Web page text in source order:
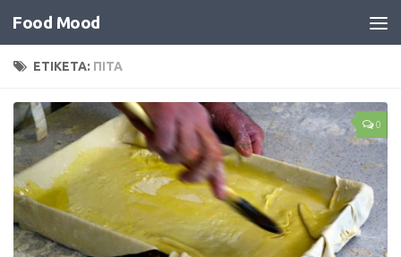
Food Mood
ΕΤΙΚΕΤΑ: ΠΙΤΑ
0